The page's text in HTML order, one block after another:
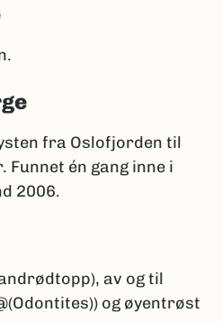
fra Oslofjorden til
Funnet én gang inne i
2006.
av og til
og øyentrøst